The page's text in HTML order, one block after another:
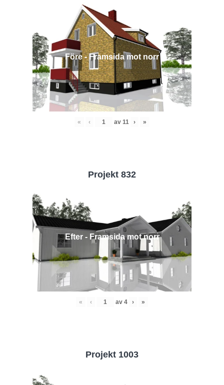
Före - Framsida mot norr
« ‹ av 11 › »
Projekt 832
Efter - Framsida mot norr
« ‹ av 4 › »
Projekt 1003